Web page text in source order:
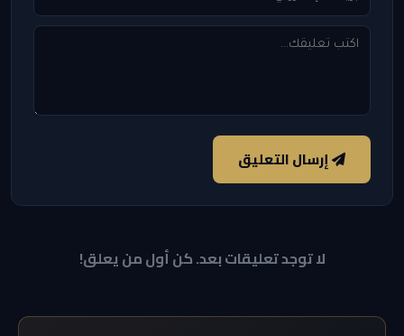
إرسال التعليق
لا توجد تعليقات بعد. كن أول من يعلق!